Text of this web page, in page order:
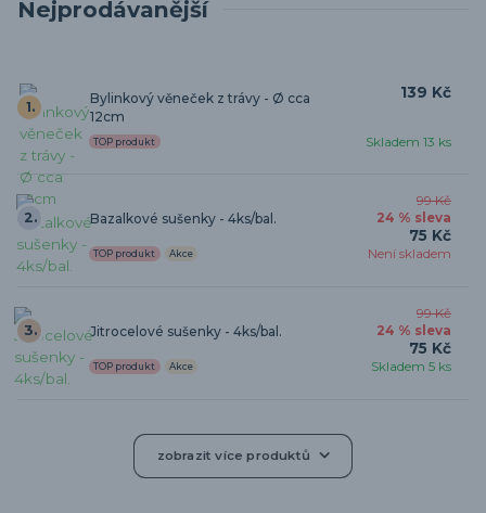
Nejprodávanější
1.
Bylinkový věneček z trávy - Ø cca
12cm
Skladem 13 ks
TOP produkt
139 Kč
2. Bazalkové sušenky - 4ks/bal.
Není skladem
TOP produkt Akce
99 Kč
24 % sleva
75 Kč
3. Jitrocelové sušenky - 4ks/bal.
Skladem 5 ks
TOP produkt Akce
99 Kč
24 % sleva
75 Kč
zobrazit více produktů